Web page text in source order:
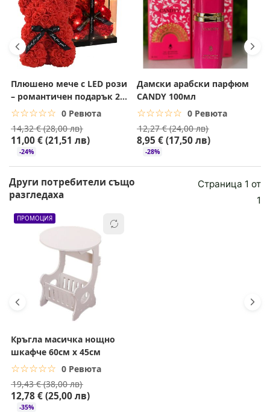
Корпоративен подарък с фин и неутрален стил
Изненада „просто така“, без конкретен повод
5 звезда 0% (0)
4 звезда 0% (0)
3 звезда 0% (0)
1 звезда 0% (0)
Плюшено мече с LED рози
– романтичен подарък 25
см
☆☆☆☆☆
★★★★★ 0 Ревюта
14,32 € (28,00 лв)
11,00 € (21,51 лв)
-24%
Дамски арабски парфюм
CANDY 100мл
☆☆☆☆☆
★★★★★ 0 Ревюта
12,27 € (24,00 лв)
8,95 € (17,50 лв)
-28%
Други потребители също
разгледаха
Страница 1 от
1
ПРОМОЦИЯ
Кръгла масичка нощно
шкафче 60см x 45см
☆☆☆☆☆
★★★★★ 0 Ревюта
19,43 € (38,00 лв)
12,78 € (25,00 лв)
-35%